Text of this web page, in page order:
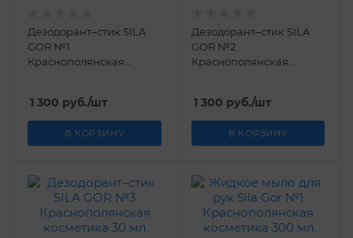
Дезодорант–стик SILA
GOR №1
Краснополянская
1 300 руб./шт
В КОРЗИНУ
Дезодорант–стик SILA
GOR №2
Краснополянская
1 300 руб./шт
В КОРЗИНУ